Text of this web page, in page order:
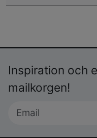
Inspiration och
mailkorgen!